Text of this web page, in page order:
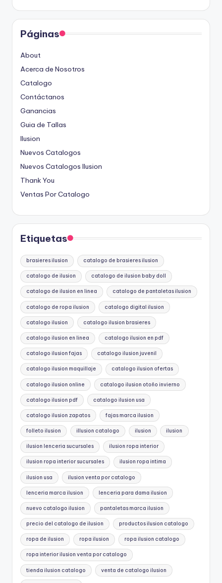
Páginas
About
Acerca de Nosotros
Catalogo
Contáctanos
Ganancias
Guia de Tallas
Ilusion
Nuevos Catalogos
Nuevos Catalogos Ilusion
Thank You
Ventas Por Catalogo
Etiquetas
brasieres ilusion catalogo de brasieres ilusion
catalogo de ilusion catalogo de ilusion baby doll
catalogo de ilusion en linea catalogo de pantaletas ilusion
catalogo de ropa ilusion catalogo digital ilusion
catalogo ilusion catalogo ilusion brasieres
catalogo ilusion en linea catalogo ilusion en pdf
catalogo ilusion fajas catalogo ilusion juvenil
catalogo ilusion maquillaje catalogo ilusion ofertas
catalogo ilusion online catalogo ilusion otoño invierno
catalogo ilusion pdf catalogo ilusion usa
catalogo ilusion zapatos fajas marca ilusion
folleto ilusion illusion catalogo ilusion ilusion
ilusion lenceria sucursales ilusion ropa interior
ilusion ropa interior sucursales ilusion ropa intima
ilusion usa ilusion venta por catalogo
lenceria marca ilusion lenceria para dama ilusion
nuevo catalogo ilusion pantaletas marca ilusion
precio del catalogo de ilusion productos ilusion catalogo
ropa de ilusion ropa ilusion ropa ilusion catalogo
ropa interior ilusion venta por catalogo
tienda ilusion catalogo venta de catalogo ilusion